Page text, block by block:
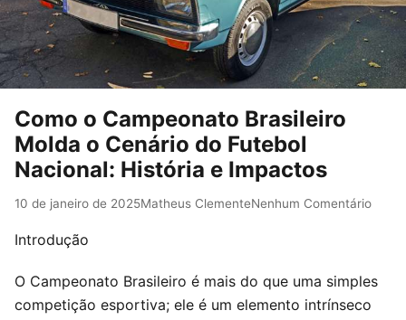
Como o Campeonato Brasileiro
Molda o Cenário do Futebol
Nacional: História e Impactos
10 de janeiro de 2025Matheus ClementeNenhum Comentário
Introdução
O Campeonato Brasileiro é mais do que uma simples
competição esportiva; ele é um elemento intrínseco